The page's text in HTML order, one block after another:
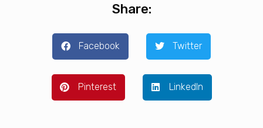
Share:
Facebook Twitter
Pinterest LinkedIn